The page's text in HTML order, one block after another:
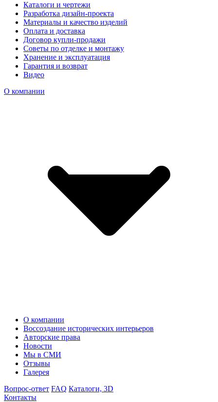
Каталоги и чертежи
Разработка дизайн-проекта
Материалы и качество изделий
Оплата и доставка
Договор купли-продажи
Советы по отделке и монтажу
Хранение и эксплуатация
Гарантия и возврат
Видео
О компании
О компании
Воссоздание исторических интерьеров
Авторские права
Новости
Мы в СМИ
Отзывы
Галерея
Вопрос-ответ FAQ Каталоги, 3D
Контакты